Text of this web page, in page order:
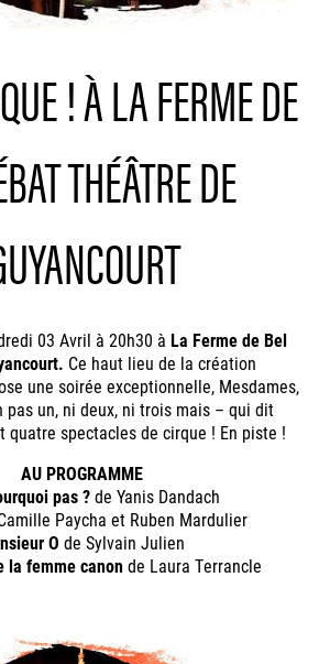
! À LA FERME DE
THÉÂTRE DE
03 Avril à 20h30 à La Ferme de Bel
Ce haut lieu de la création
une soirée exceptionnelle, Mesdames,
pas un, ni deux, ni trois mais – qui dit
quatre spectacles de cirque ! En piste !
AU PROGRAMME
pas ?de Yanis Dandach
Paycha et Ruben Mardulier
O de Sylvain Julien
la femme canonde Laura Terrancle